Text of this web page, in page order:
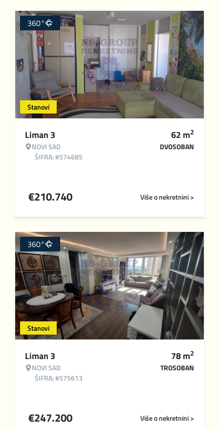
Stanovi
360°
Liman 3
NOVI SAD
ŠIFRA: #574685
62 m2
DVOSOBAN
Više o nekretnini >
€210.740
Stanovi
360°
Liman 3
NOVI SAD
ŠIFRA: #575613
78m2
TROSOBAN
Više o nekretnini >
€247.200